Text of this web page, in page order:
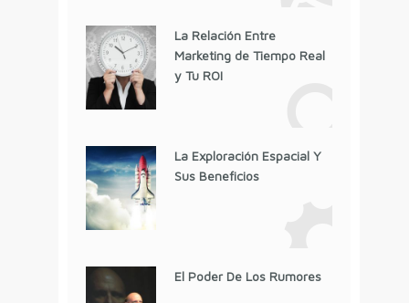
La Relación Entre
Marketing de Tiempo Real
y Tu ROI
La Exploración Espacial Y
Sus Beneficios
El Poder De Los Rumores